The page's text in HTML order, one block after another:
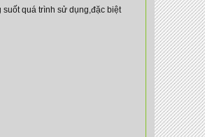
quá trình sử dụng,đặc biệt